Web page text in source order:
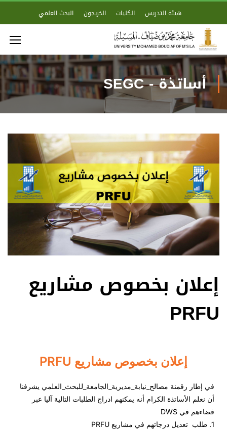
هيئة التدريس الكليات الخريجون البحث العلمي
أساتذة - SEGC
إعلان بخصوص مشاريع
PRFU
إعلان بخصوص مشاريع PRFU
في إطار رقمنة مصالح_نيابة_مديرية_الجامعة_للبحث_العلمي يشرفنا
أن نعلم الأساتذة الكرام أنه يمكنهم ادراج الطلبات التالية آليا عبر
فضاءهم في DWS
1. طلب تعديل درجاتهم في مشاريع PRFU